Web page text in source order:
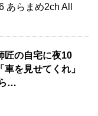
あらまめ2ch All
匠の自宅に夜10
を見せてくれ」
…